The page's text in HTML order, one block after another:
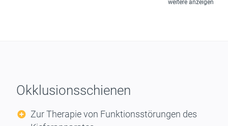
weitere anzeigen
Okklusionsschienen
Zur Therapie von Funktionsstörungen des